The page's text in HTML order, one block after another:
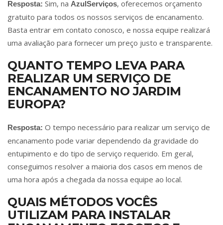
Resposta: Sim, na AzulServiços, oferecemos orçamento
gratuito para todos os nossos serviços de encanamento.
Basta entrar em contato conosco, e nossa equipe realizará
uma avaliação para fornecer um preço justo e transparente.
QUANTO TEMPO LEVA PARA
REALIZAR UM SERVIÇO DE
ENCANAMENTO NO JARDIM
EUROPA?
Resposta: O tempo necessário para realizar um serviço de
encanamento pode variar dependendo da gravidade do
entupimento e do tipo de serviço requerido. Em geral,
conseguimos resolver a maioria dos casos em menos de
uma hora após a chegada da nossa equipe ao local.
QUAIS MÉTODOS VOCÊS
UTILIZAM PARA INSTALAR